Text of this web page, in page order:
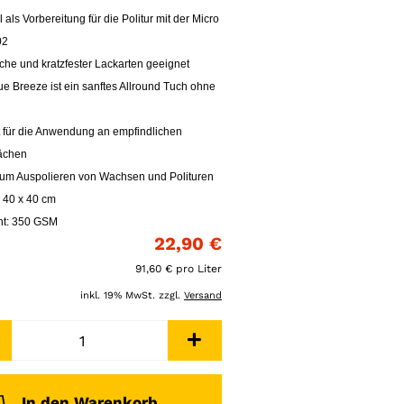
als Vorbereitung für die Politur mit der Micro
und kratzfester Lackarten geeignet
Breeze ist ein sanftes Allround Tuch ohne
für die Anwendung an empfindlichen
Auspolieren von Wachsen und Polituren
x 40 cm
350 GSM
22,90 €
91,60 € pro Liter
inkl. 19% MwSt. zzgl. Versand